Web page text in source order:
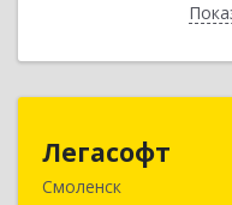
Легасофт
Смоленск214018,